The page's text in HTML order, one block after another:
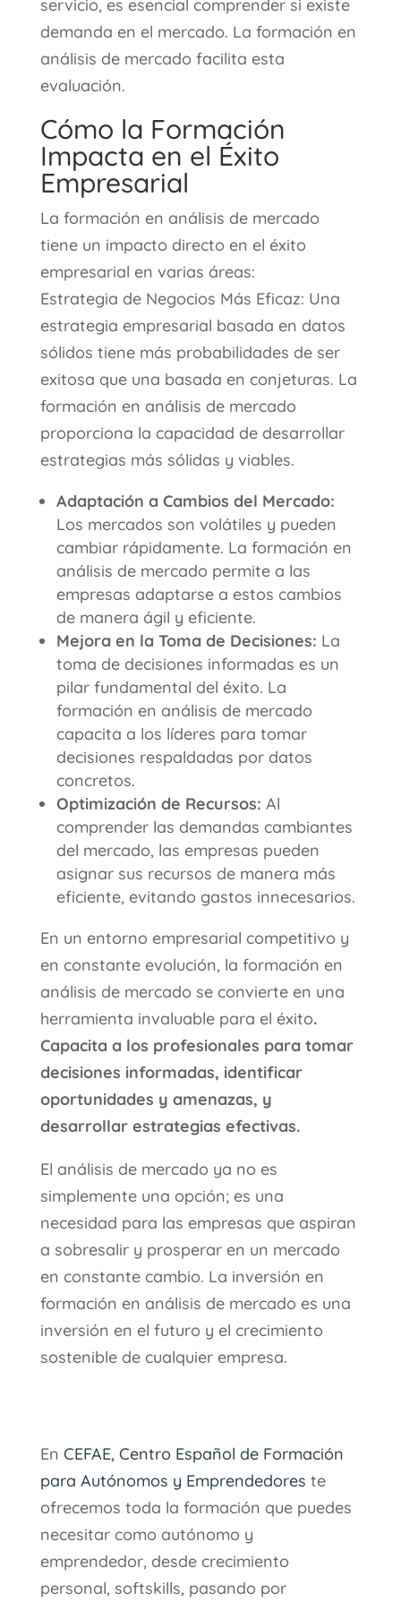
servicio, es esencial comprender si existe
demanda en el mercado. La formación en
análisis de mercado facilita esta
evaluación.
Cómo la Formación
Impacta en el Éxito
Empresarial
La formación en análisis de mercado
tiene un impacto directo en el éxito
empresarial en varias áreas:
Estrategia de Negocios Más Eficaz: Una
estrategia empresarial basada en datos
sólidos tiene más probabilidades de ser
exitosa que una basada en conjeturas. La
formación en análisis de mercado
proporciona la capacidad de desarrollar
estrategias más sólidas y viables.
Adaptación a Cambios del Mercado:
Los mercados son volátiles y pueden
cambiar rápidamente. La formación en
análisis de mercado permite a las
empresas adaptarse a estos cambios
de manera ágil y eficiente.
Mejora en la Toma de Decisiones: La
toma de decisiones informadas es un
pilar fundamental del éxito. La
formación en análisis de mercado
capacita a los líderes para tomar
decisiones respaldadas por datos
concretos.
Optimización de Recursos: Al
comprender las demandas cambiantes
del mercado, las empresas pueden
asignar sus recursos de manera más
eficiente, evitando gastos innecesarios.
En un entorno empresarial competitivo y
en constante evolución, la formación en
análisis de mercado se convierte en una
herramienta invaluable para el éxito.
Capacita a los profesionales para tomar
decisiones informadas, identificar
oportunidades y amenazas, y
desarrollar estrategias efectivas.
El análisis de mercado ya no es
simplemente una opción; es una
necesidad para las empresas que aspiran
a sobresalir y prosperar en un mercado
en constante cambio. La inversión en
formación en análisis de mercado es una
inversión en el futuro y el crecimiento
sostenible de cualquier empresa.
En CEFAE, Centro Español de Formación
para Autónomos y Emprendedores te
ofrecemos toda la formación que puedes
necesitar como autónomo y
emprendedor, desde crecimiento
personal, softskills, pasando por